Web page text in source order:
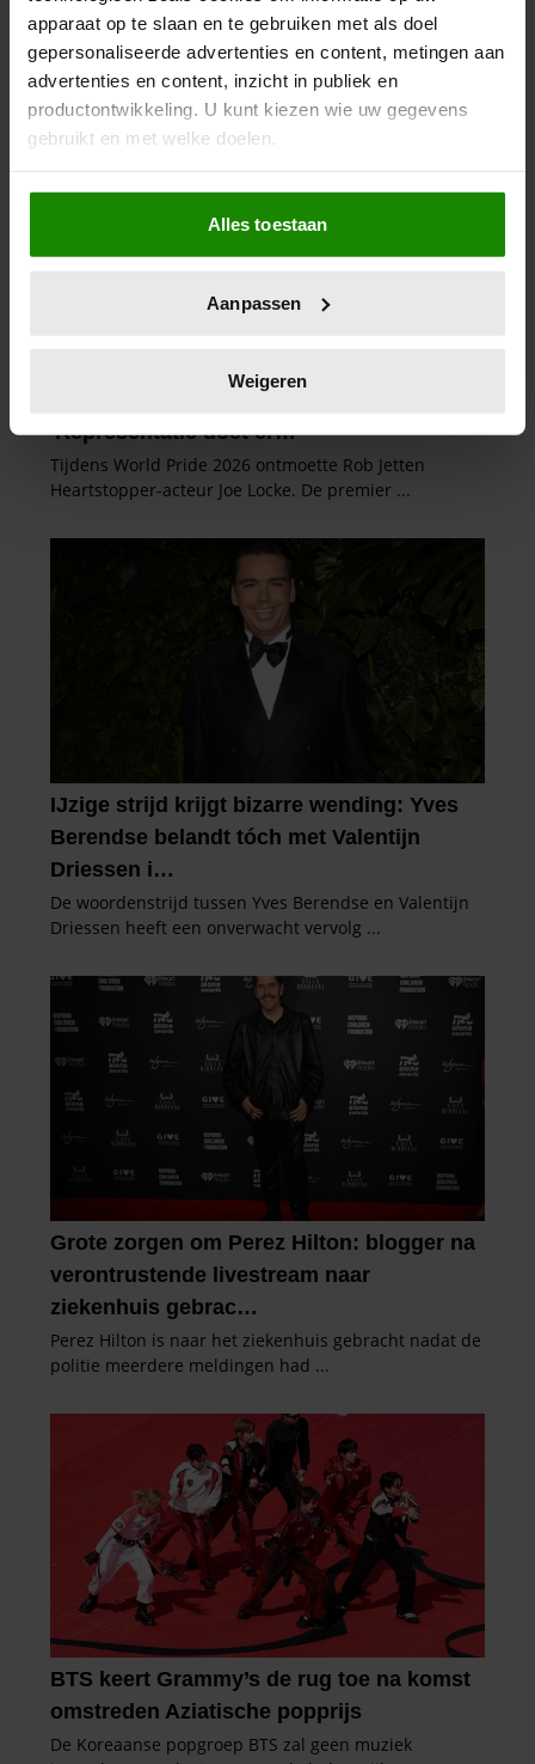
apparaat op te slaan en te gebruiken met als doel
gepersonaliseerde advertenties en content, metingen aan
advertenties en content, inzicht in publiek en
productontwikkeling. U kunt kiezen wie uw gegevens
gebruikt en met welke doelen.
Als u het toestaat, willen we ook graag:
Informatie verzamelen over uw geografische
locatie, die tot een paar meter nauwkeurig kan zijn
scannen op specifieke eigenschappen (fingerprinting)
verwerkt en stel uw voorkeuren in het
intrekken in de Cookieverklaring.
We gebruiken cookies om content en advertenties te
en om ons websiteverkeer te analyseren. Ook delen we
informatie over uw gebruik van onze site met onze
partners voor social media, adverteren en analyse. Deze
partners kunnen deze gegevens combineren met andere
informatie die u aan ze heeft verstrekt of die ze hebben
verzameld op basis van uw gebruik van hun services. U
gaat akkoord met onze cookies als u onze website blijft
Alles toestaan
Aanpassen
Weigeren